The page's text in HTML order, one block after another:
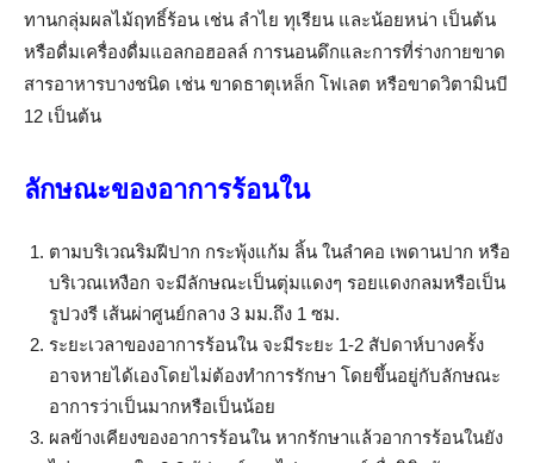
ทานกลุ่มผลไม้ฤทธิ์ร้อน เช่น ลำไย ทุเรียน และน้อยหน่า เป็นต้น
หรือดื่มเครื่องดื่มแอลกอฮอลล์ การนอนดึกและการที่ร่างกายขาด
สารอาหารบางชนิด เช่น ขาดธาตุเหล็ก โฟเลต หรือขาดวิตามินบี
12 เป็นต้น
ลักษณะของอาการร้อนใน
ตามบริเวณริมฝีปาก กระพุ้งแก้ม ลิ้น ในลำคอ เพดานปาก หรือ
บริเวณเหงือก จะมีลักษณะเป็นตุ่มแดงๆ รอยแดงกลมหรือเป็น
รูปวงรี เส้นผ่าศูนย์กลาง 3 มม.ถึง 1 ซม.
ระยะเวลาของอาการร้อนใน จะมีระยะ 1-2 สัปดาห์บางครั้ง
อาจหายได้เองโดยไม่ต้องทำการรักษา โดยขึ้นอยู่กับลักษณะ
อาการว่าเป็นมากหรือเป็นน้อย
ผลข้างเคียงของอาการร้อนใน หากรักษาแล้วอาการร้อนในยัง